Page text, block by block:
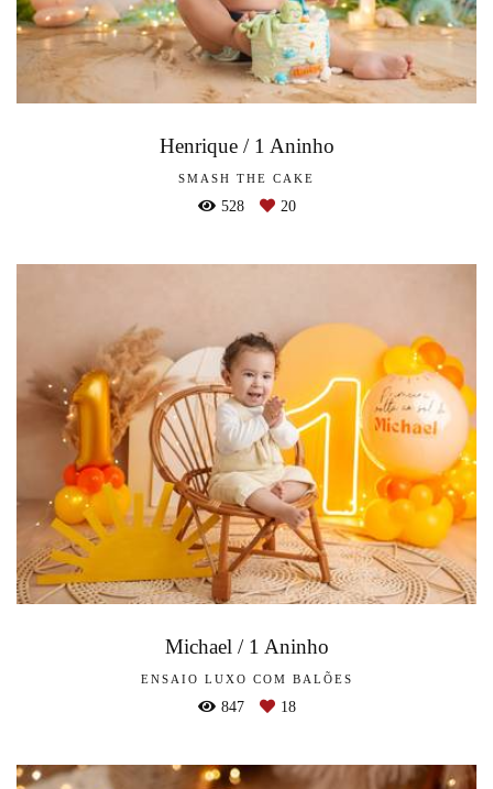
Henrique / 1 Aninho
SMASH THE CAKE
528 20
Michael / 1 Aninho
ENSAIO LUXO COM BALÕES
847 18